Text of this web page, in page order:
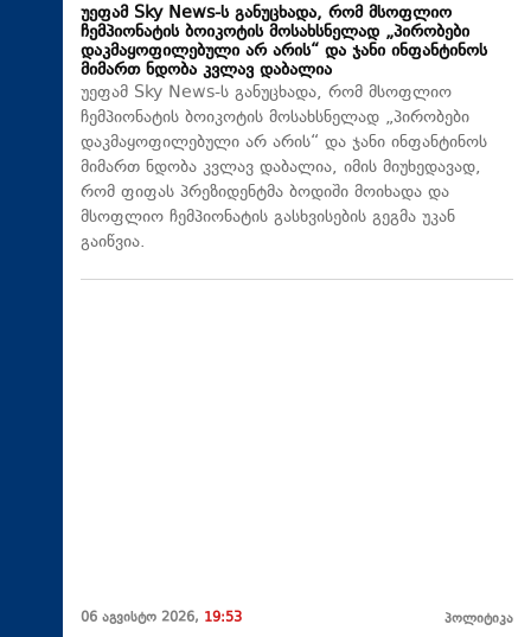
უეფამ Sky News-ს განუცხადა, რომ მსოფლიო
ჩემპიონატის ბოიკოტის მოსახსნელად „პირობები
დაკმაყოფილებული არ არის“ და ჯანი ინფანტინოს
მიმართ ნდობა კვლავ დაბალია
უეფამ Sky News-ს განუცხადა, რომ მსოფლიო
ჩემპიონატის ბოიკოტის მოსახსნელად „პირობები
დაკმაყოფილებული არ არის“ და ჯანი ინფანტინოს
მიმართ ნდობა კვლავ დაბალია, იმის მიუხედავად,
რომ ფიფას პრეზიდენტმა ბოდიში მოიხადა და
მსოფლიო ჩემპიონატის გასხვისების გეგმა უკან
გაიწვია.
06 აგვისტო 2026, 19:53 პოლიტიკა